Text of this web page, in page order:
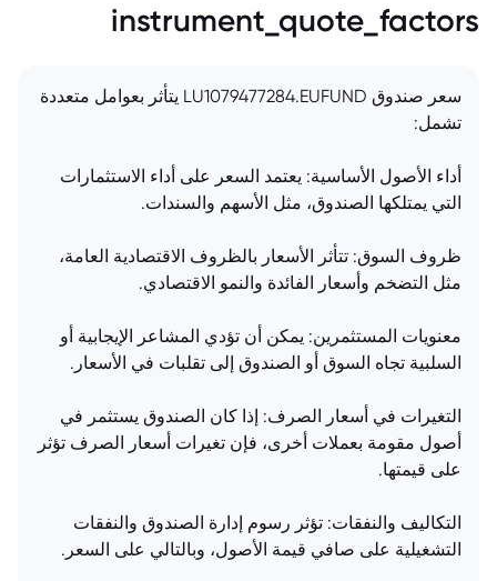
instrument_quote_factors
سعر صندوق LU1079477284.EUFUND يتأثر بعوامل متعددة
تشمل:
أداء الأصول الأساسية: يعتمد السعر على أداء الاستثمارات
التي يمتلكها الصندوق، مثل الأسهم والسندات.
ظروف السوق: تتأثر الأسعار بالظروف الاقتصادية العامة،
مثل التضخم وأسعار الفائدة والنمو الاقتصادي.
معنويات المستثمرين: يمكن أن تؤدي المشاعر الإيجابية أو
السلبية تجاه السوق أو الصندوق إلى تقلبات في الأسعار.
التغيرات في أسعار الصرف: إذا كان الصندوق يستثمر في
أصول مقومة بعملات أخرى، فإن تغيرات أسعار الصرف تؤثر
على قيمتها.
التكاليف والنفقات: تؤثر رسوم إدارة الصندوق والنفقات
التشغيلية على صافي قيمة الأصول، وبالتالي على السعر.